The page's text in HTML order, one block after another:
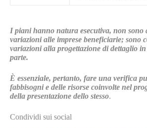
I piani hanno natura esecutiva, non sono
variazioni alle imprese beneficiarie; sono
variazioni alla progettazione di dettaglio
parte.
È essenziale, pertanto, fare una verifica
fabbisogni e delle risorse coinvolte nel
della presentazione dello stesso.
Condividi sui social